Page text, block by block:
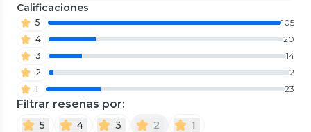
Calificaciones
5
105
4
20
3
14
2
2
1
23
Filtrar reseñas por:
5 4 3 2 1